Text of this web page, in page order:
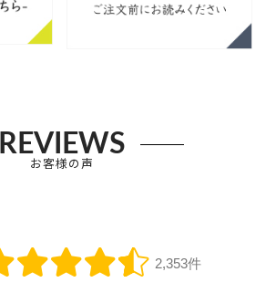
REVIEWS
お客様の声
2,353件